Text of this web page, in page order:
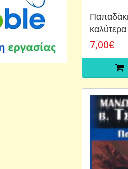
καλύτερα
7,00€